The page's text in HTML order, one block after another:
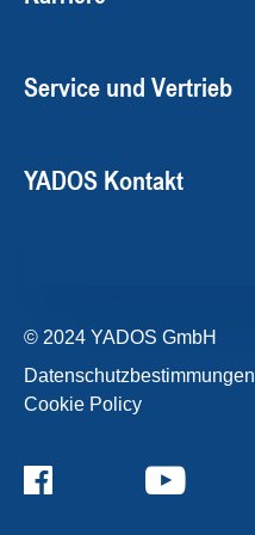
Service und Vertrieb
YADOS Kontakt
© 2024 YADOS GmbH
Datenschutzbestimmungen
Cookie Policy